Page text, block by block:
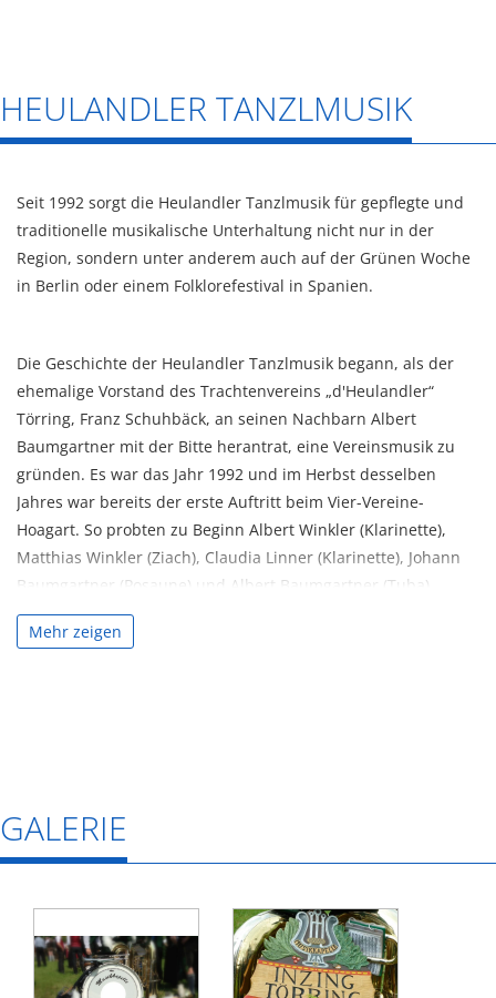
HEULANDLER TANZLMUSIK
Seit 1992 sorgt die Heulandler Tanzlmusik für gepflegte und
traditionelle musikalische Unterhaltung nicht nur in der
Region, sondern unter anderem auch auf der Grünen Woche
in Berlin oder einem Folklorefestival in Spanien.
Die Geschichte der Heulandler Tanzlmusik begann, als der
ehemalige Vorstand des Trachtenvereins „d'Heulandler“
Törring, Franz Schuhbäck, an seinen Nachbarn Albert
Baumgartner mit der Bitte herantrat, eine Vereinsmusik zu
gründen. Es war das Jahr 1992 und im Herbst desselben
Jahres war bereits der erste Auftritt beim Vier-Vereine-
Hoagart. So probten zu Beginn Albert Winkler (Klarinette),
Matthias Winkler (Ziach), Claudia Linner (Klarinette), Johann
Baumgartner (Posaune) und Albert Baumgartner (Tuba)
gemeinsam. Anfangs fehlte es noch an geeignetem
Notenmaterial aber mit Freude am Musizieren wurden die
(Tenorhorn), Albert Baumgartner sen. (Tuba).
bekommen. Durch die Verwendung einer neu angeschafften
F-Tuba wurde die Klangfarbe der Tanzlmusik entscheidend
beeinflusst.
Mehr zeigen
GALERIE